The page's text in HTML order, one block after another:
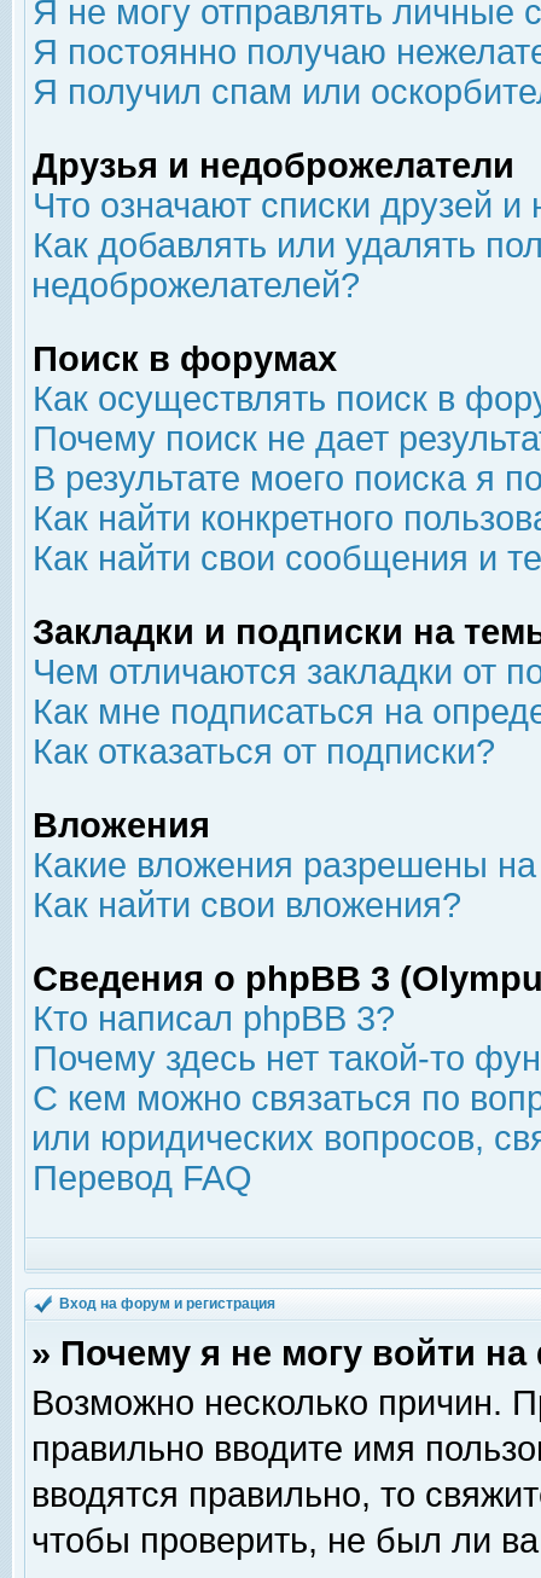
Я не могу отправлять личные
Я постоянно получаю
Я получил спам или
Друзья и недоброжелатели
Что означают списки друзей
Как добавлять или удалять
недоброжелателей?
Поиск в форумах
Как осуществлять поиск в
Почему поиск не дает
В результате моего поиска я
Как найти конкретного
Как найти свои сообщения и
Закладки и подписки на
Чем отличаются закладки от
Как мне подписаться на
Как отказаться от подписки?
Вложения
Какие вложения разрешены
Как найти свои вложения?
Сведения о phpBB 3
Кто написал phpBB 3?
Почему здесь нет такой-то
С кем можно связаться по
или юридических вопросов,
Перевод FAQ
Вход на форум и регистрация
» Почему я не могу войти
Возможно несколько причин.
правильно вводите имя
вводятся правильно, то
чтобы проверить, не был ли